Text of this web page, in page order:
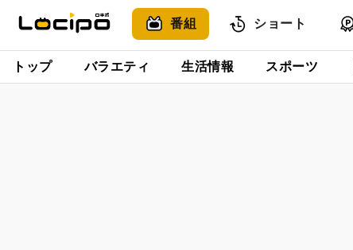
番組 ショート
トップ バラエティ 生活情報 スポーツ